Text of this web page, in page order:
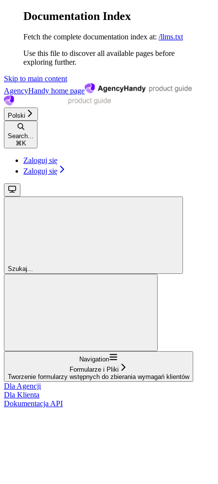
Documentation Index
Fetch the complete documentation index at: /llms.txt
Use this file to discover all available pages before
exploring further.
Skip to main content
AgencyHandy home page
Polski
Search...
⌘ K
Zaloguj się
Zaloguj się
Szukaj...
Navigation
Formularze i Pliki
Tworzenie formularzy wstępnych do zbierania wymagań klientów
Dla Agencji
Dla Klienta
Dokumentacja API